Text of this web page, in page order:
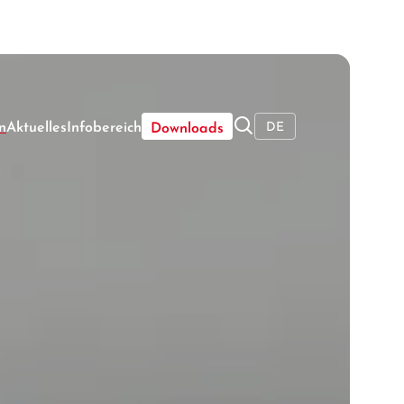
Aktuelles Infobereich Downloads 🔍 DE